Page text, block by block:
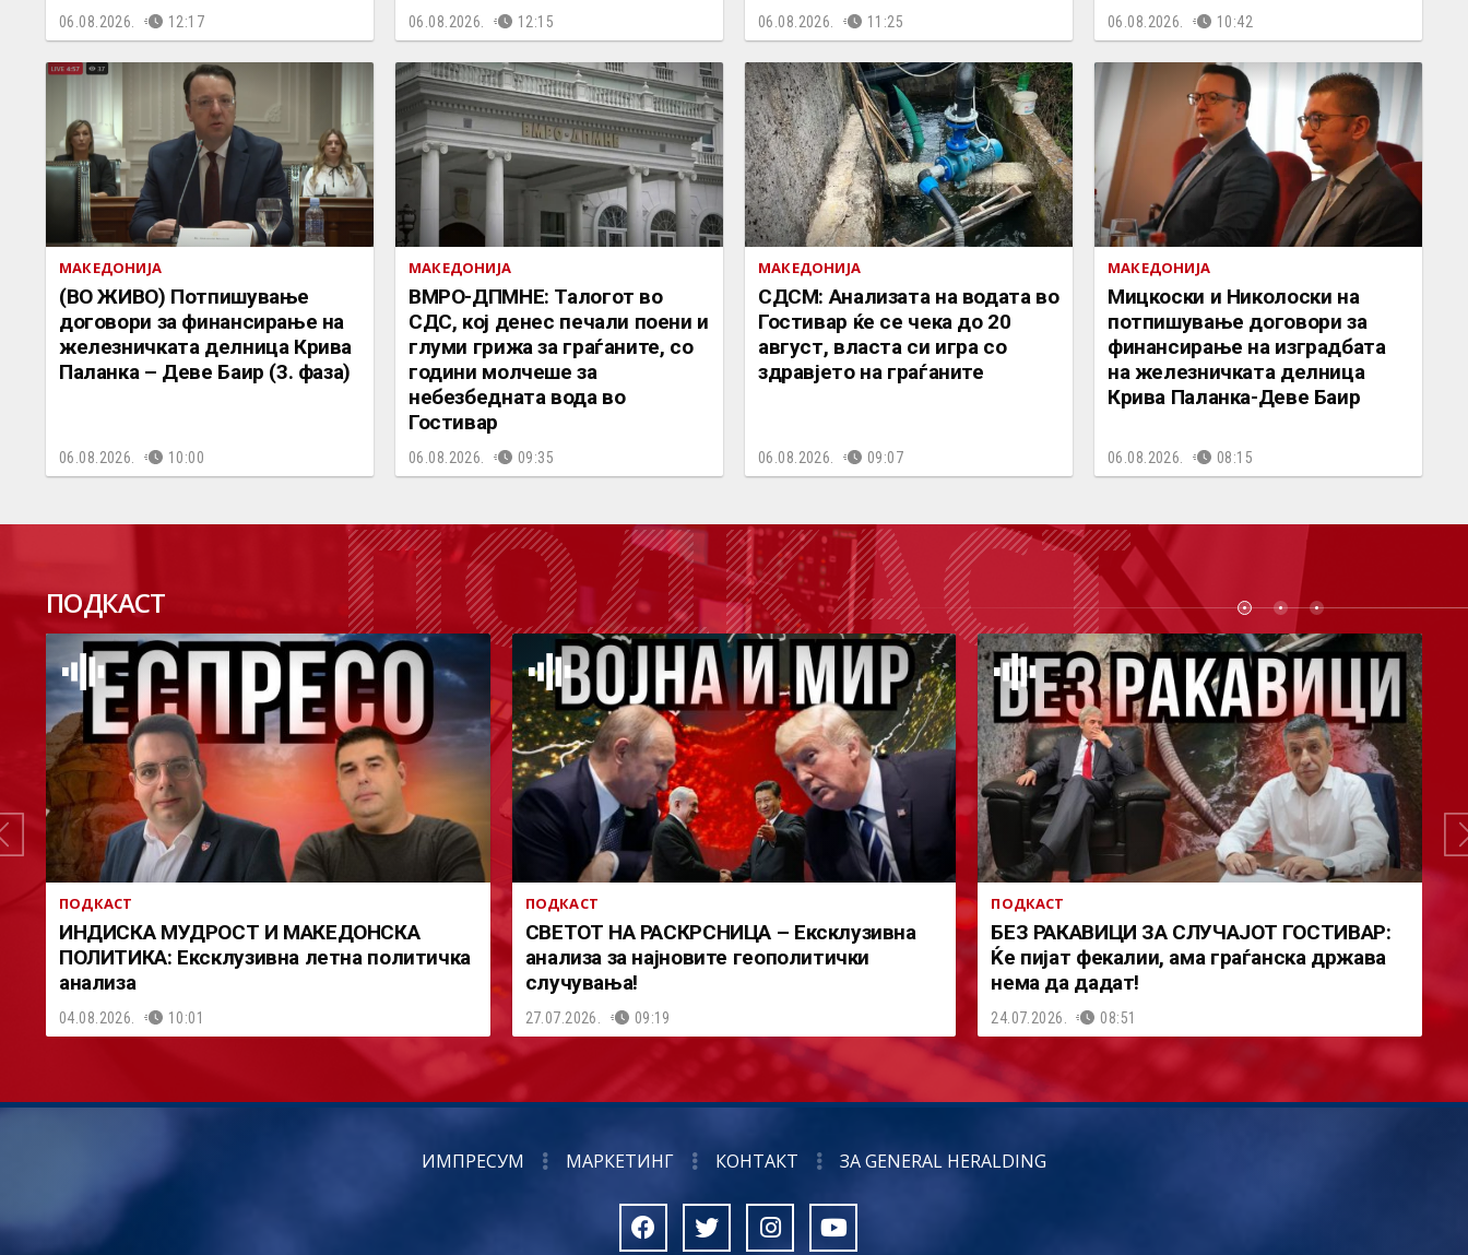
06.08.2026. 12:17 06.08.2026. 12:15 06.08.2026. 11:25 06.08.2026. 10:42
МАКЕДОНИЈА
(ВО ЖИВО) Потпишување
договори за финансирање на
железничката делница Крива
Паланка – Деве Баир (3. фаза)
06.08.2026. 10:00
МАКЕДОНИЈА
ВМРО-ДПМНЕ: Талогот во
СДС, кој денес печали поени и
глуми грижа за граѓаните, со
години молчеше за
небезбедната вода во
Гостивар
06.08.2026. 09:35
МАКЕДОНИЈА
СДСМ: Анализата на водата во
Гостивар ќе се чека до 20
август, власта си игра со
здравјето на граѓаните
06.08.2026. 09:07
МАКЕДОНИЈА
Мицкоски и Николоски на
потпишување договори за
финансирање на изградбата
на железничката делница
Крива Паланка-Деве Баир
06.08.2026. 08:15
ПОДКАСТ ПОДКАСТ
ПОДКАСТ
ИНДИСКА МУДРОСТ И МАКЕДОНСКА
ПОЛИТИКА: Ексклузивна летна политичка
анализа
04.08.2026. 10:01
ПОДКАСТ
СВЕТОТ НА РАСКРСНИЦА – Ексклузивна
анализа за најновите геополитички
случувања!
27.07.2026. 09:19
ПОДКАСТ
БЕЗ РАКАВИЦИ ЗА СЛУЧАЈОТ ГОСТИВАР:
Ќе пијат фекалии, ама граѓанска држава
нема да дадат!
24.07.2026. 08:51
ИМПРЕСУМ МАРКЕТИНГ КОНТАКТ ЗА GENERAL HERALDING